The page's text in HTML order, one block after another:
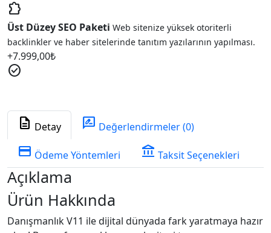
extension
Üst Düzey SEO Paketi Web sitenize yüksek otoriterli
backlinkler ve haber sitelerinde tanıtım yazılarının yapılması.
+7.999,00₺
check_circle
description Detay rate_review Değerlendirmeler (0)
credit_card Ödeme Yöntemleri account_balance Taksit Seçenekleri
Açıklama
Ürün Hakkında
Danışmanlık V11 ile dijital dünyada fark yaratmaya hazır